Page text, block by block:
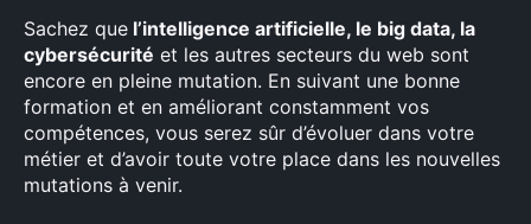
Sachez que l’intelligence artificielle, le big data, la
cybersécurité et les autres secteurs du web sont
encore en pleine mutation. En suivant une bonne
formation et en améliorant constamment vos
compétences, vous serez sûr d’évoluer dans votre
métier et d’avoir toute votre place dans les nouvelles
mutations à venir.